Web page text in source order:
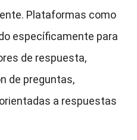
Plataformas como
específicamente para
de respuesta,
de preguntas,
a respuestas